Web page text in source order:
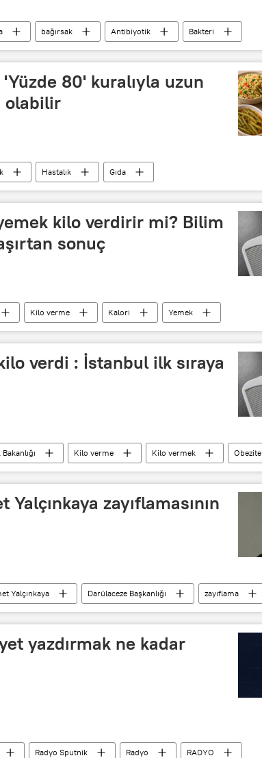
bağırsak Antibiyotik
Bakteri
'Yüzde 80' kuralıyla uzun
olabilir
Hastalık Gıda
kilo verdirir mi? Bilim
sonuç
Kilo verme Kalori Yemek
verdi : İstanbul ilk sıraya
Bakanlığı Kilo verme Kilo vermek
Obezite
zayıflamasının
Yalçınkaya Darülaceze Başkanlığı zayıflama
yazdırmak ne kadar
Radyo Sputnik Radyo RADYO